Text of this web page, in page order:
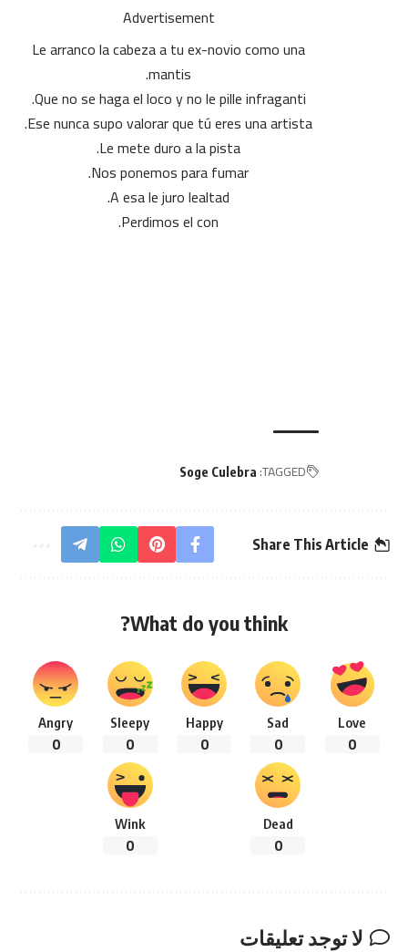
Advertisement
Le arranco la cabeza a tu ex-novio como una
mantis.
Que no se haga el loco y no le pille infraganti.
Ese nunca supo valorar que tú eres una artista.
Le mete duro a la pista.
Nos ponemos para fumar.
A esa le juro lealtad.
Perdimos el con.
TAGGED:
Soge Culebra
Share This Article
What do you think?
Love
0
Sad
0
Happy
0
Sleepy
0
Angry
0
Dead
0
Wink
0
لا توجد تعليقات